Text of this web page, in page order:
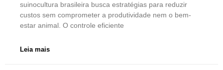
suinocultura brasileira busca estratégias para reduzir
custos sem comprometer a produtividade nem o bem-
estar animal. O controle eficiente
Leia mais